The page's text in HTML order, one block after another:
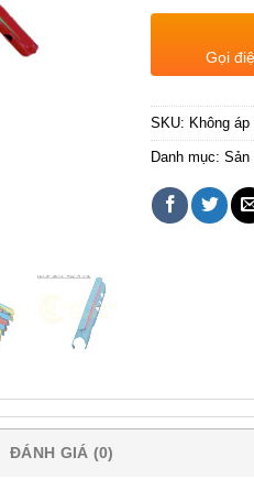
Gọi
SKU: Không áp
Danh mục: Sản
ĐÁNH GIÁ (0)